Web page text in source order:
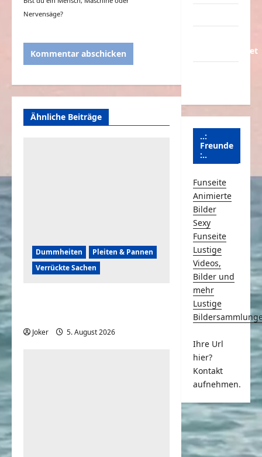
Nervensäge?
Ähnliche Beiträge
Dummheiten
Pleiten & Pannen
Verrückte Sachen
Joker 5. August 2026
Schmunzeln.net
..:
Freunde
:..
Funseite
Animierte
Bilder
Sexy
Funseite
Lustige
Videos,
Bilder und
mehr
Lustige
Ihre Url
hier?
Kontakt
aufnehmen.